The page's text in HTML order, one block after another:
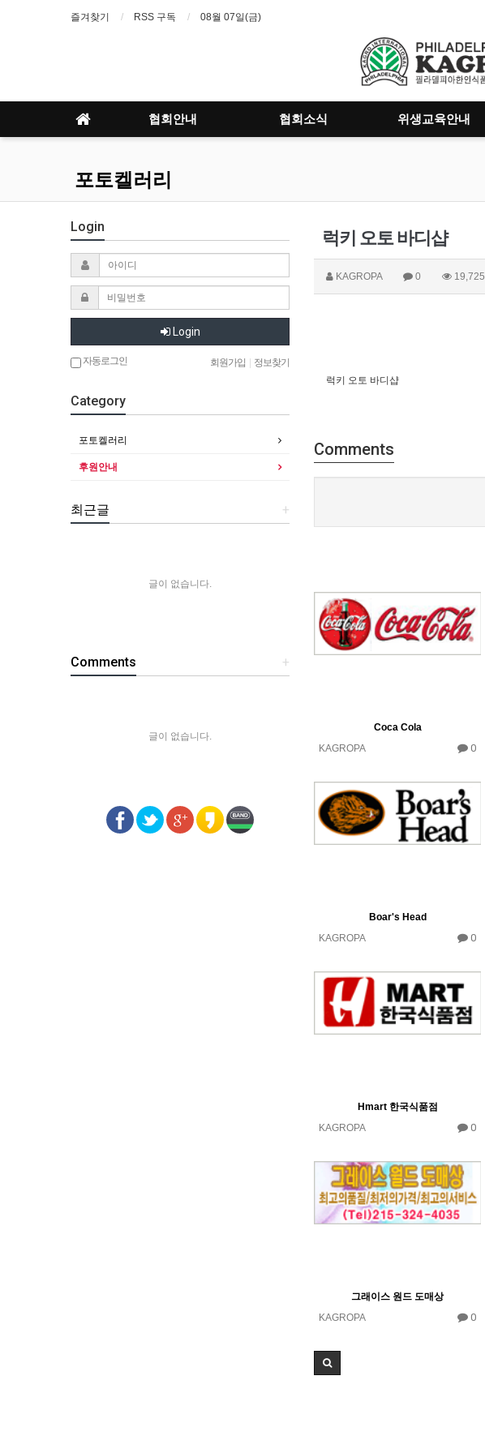
즐겨찾기 RSS 구독 08월 07일(금)
협회안내 협회소식 위생교육안내
포토켈러리
럭키 오토 바디샵
KAGROPA 0 19,725
럭키 오토 바디샵
Comments
Coca Cola
KAGROPA
0
Boar's Head
KAGROPA
0
Hmart 한국식품점
KAGROPA
0
그래이스 원드 도매상
KAGROPA
0
Login
Login
자동로그인 회원가입 정보찾기
Category
포토켈러리
후원안내
+
최근글
글이 없습니다.
+
Comments
글이 없습니다.